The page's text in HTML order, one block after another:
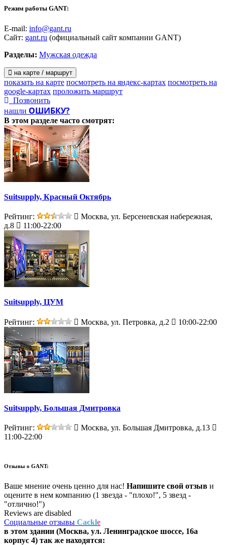
Режим работы GANT:
E-mail: info@gant.ru
Сайт: gant.ru (официальный сайт компании GANT)
Разделы: Мужская одежда
на карте / маршрут
показать на карте посмотреть на яндекс-картах посмотреть на
google-картах проложить маршрут
Позвонить
нашли ОШИБКУ?
В этом разделе часто смотрят:
Suitsupply, Красный Октябрь
Рейтинг:
Москва, ул. Берсеневская набережная,
д.8
11:00-22:00
Suitsupply, ЦУМ
Рейтинг: Москва, ул. Петровка, д.2 10:00-22:00
Suitsupply, Большая Дмитровка
Рейтинг:
Москва, ул. Большая Дмитровка, д.13
11:00-22:00
Отзывы о GANT:
Ваше мнение очень ценно для нас! Напишите свой отзыв и
оцените в нем компанию (1 звезда - "плохо!", 5 звезд -
"отлично!")
Reviews are disabled
Социальные отзывы Cackle
в этом здании (Москва, ул. Ленинградское шоссе, 16а
корпус 4) так же находятся: